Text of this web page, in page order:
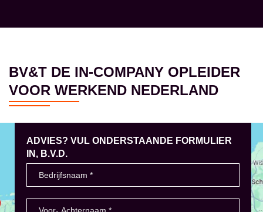
BV&T DE IN-COMPANY OPLEIDER
VOOR WERKEND NEDERLAND
ADVIES? VUL ONDERSTAANDE FORMULIER
IN, B.V.D.